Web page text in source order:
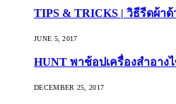
TIPS & TRICKS | วิธีรีดผ้า
JUNE 5, 2017
HUNT พาช้อปเครื่องสำอาง
DECEMBER 25, 2017